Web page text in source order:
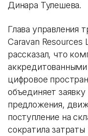
Динара Тулешева.
Глава управления
Caravan Resources
рассказал, что
цифровое
объединяет
предложения,
поступление на
сократила